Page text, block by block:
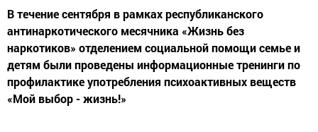
В течение сентября в рамках республиканского
антинаркотического месячника «Жизнь без
наркотиков» отделением социальной помощи семье и
детям были проведены информационные тренинги по
профилактике употребления психоактивных веществ
«Мой выбор - жизнь!»